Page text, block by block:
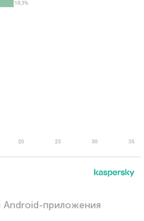
приложения